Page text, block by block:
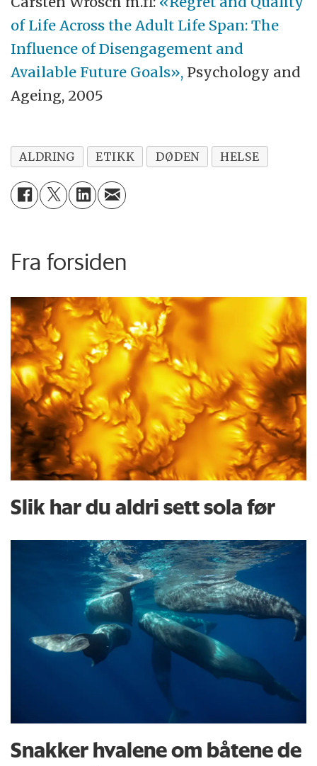
of Life Across the Adult Life Span: The
Influence of Disengagement and
Available Future Goals», Psychology and
Ageing, 2005
ALDRING ETIKK DØDEN HELSE
Fra forsiden
Slik har du aldri sett sola før
Snakker hvalene om båtene de